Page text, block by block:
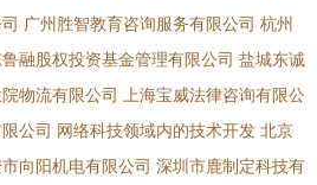
广州胜智教育咨询服务有限公司 杭州
融股权投资基金管理有限公司 盐城东诚
物流有限公司
上海宝威法律咨询有限公
公司 网络科技领域内的技术开发 北京
向阳机电有限公司 深圳市鹿制定科技有